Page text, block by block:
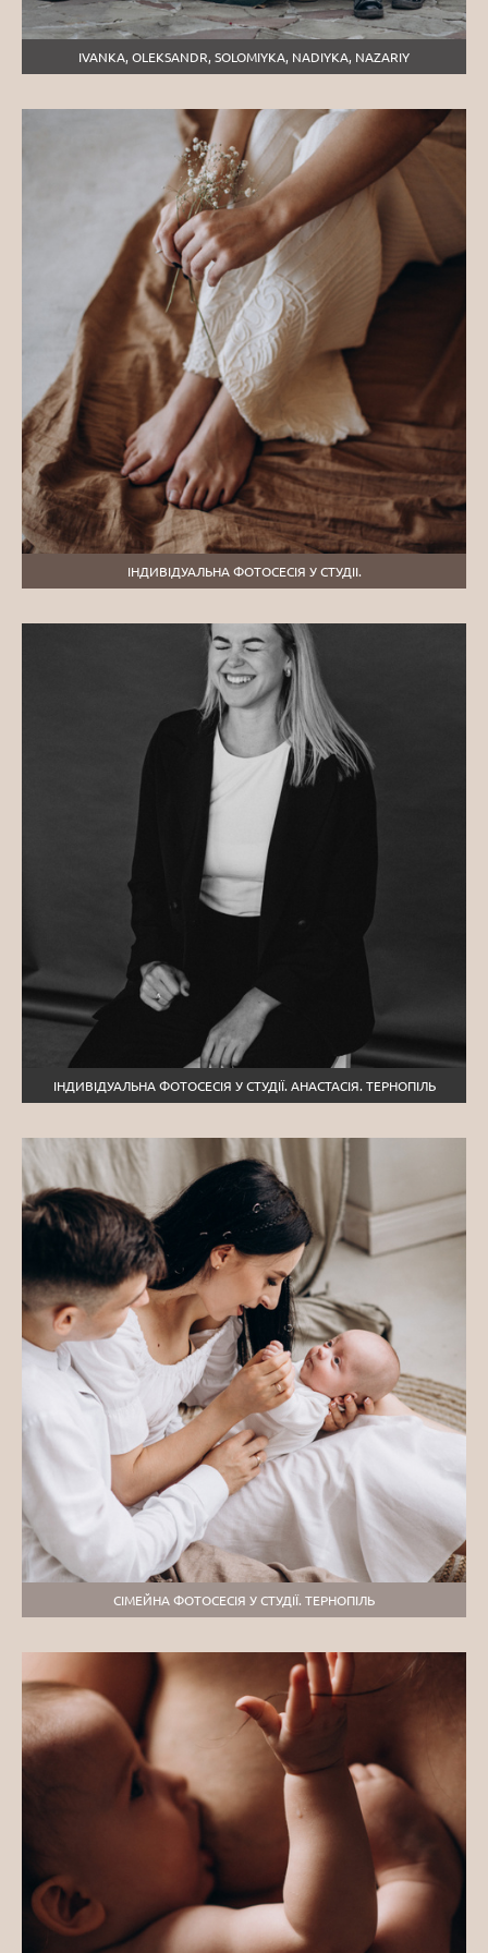
IVANKA, OLEKSANDR, SOLOMIYKA, NADIYKA, NAZARIY
ІНДИВІДУАЛЬНА ФОТОСЕСІЯ У СТУДІІ.
ІНДИВІДУАЛЬНА ФОТОСЕСІЯ У СТУДІЇ. АНАСТАСІЯ. ТЕРНОПІЛЬ
СІМЕЙНА ФОТОСЕСІЯ У СТУДІЇ. ТЕРНОПІЛЬ